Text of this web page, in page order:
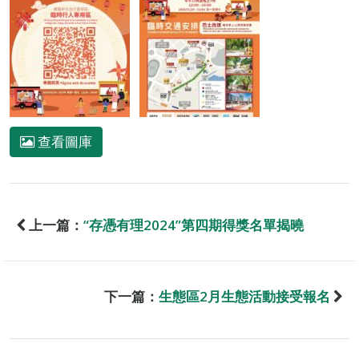
查看圖庫
上一篇： “存憑有理2024”第四期得獎名單揭曉
下一篇： 生態區2月生態活動接受報名